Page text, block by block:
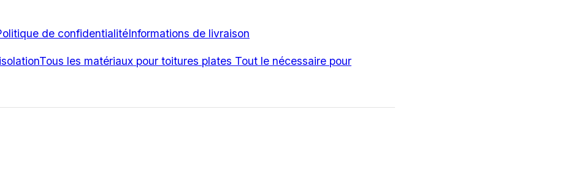
de confidentialitéInformations de livraison
Tous les matériaux pour toitures plates Tout le nécessaire pour